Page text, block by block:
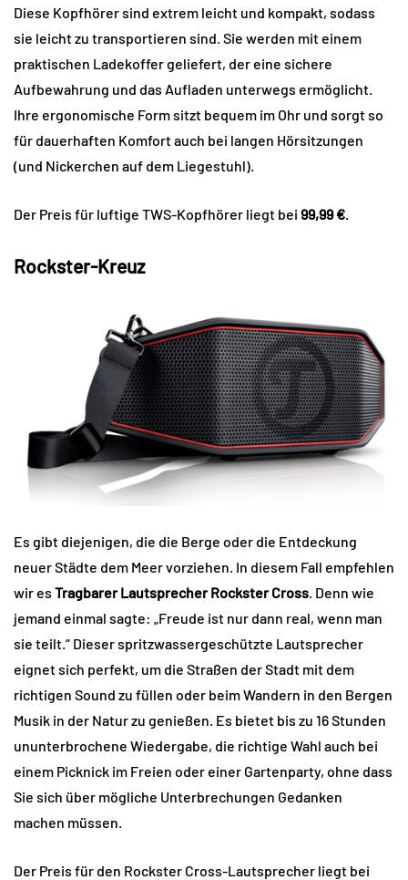
Diese Kopfhörer sind extrem leicht und kompakt, sodass
sie leicht zu transportieren sind. Sie werden mit einem
praktischen Ladekoffer geliefert, der eine sichere
Aufbewahrung und das Aufladen unterwegs ermöglicht.
Ihre ergonomische Form sitzt bequem im Ohr und sorgt so
für dauerhaften Komfort auch bei langen Hörsitzungen
(und Nickerchen auf dem Liegestuhl).
Der Preis für luftige TWS-Kopfhörer liegt bei 99,99 €.
Rockster-Kreuz
Es gibt diejenigen, die die Berge oder die Entdeckung
neuer Städte dem Meer vorziehen. In diesem Fall empfehlen
wir es Tragbarer Lautsprecher Rockster Cross. Denn wie
jemand einmal sagte: „Freude ist nur dann real, wenn man
sie teilt.“ Dieser spritzwassergeschützte Lautsprecher
eignet sich perfekt, um die Straßen der Stadt mit dem
richtigen Sound zu füllen oder beim Wandern in den Bergen
Musik in der Natur zu genießen. Es bietet bis zu 16 Stunden
ununterbrochene Wiedergabe, die richtige Wahl auch bei
einem Picknick im Freien oder einer Gartenparty, ohne dass
Sie sich über mögliche Unterbrechungen Gedanken
machen müssen.
Der Preis für den Rockster Cross-Lautsprecher liegt bei